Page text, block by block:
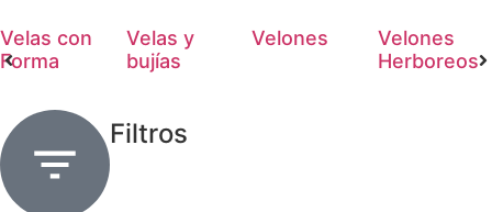
Velas con
Forma
Velas y
bujías
Velones
Velones
Herboreos
Filtros